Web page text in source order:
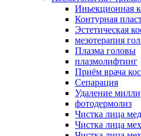
Иньекционная
Контурная
Эстетическая
мезотерапия
Плазма головы
плазмолифтинг
Приём врача
Сепарация
Удаление
фотодермолиз
Чистка лица
Чистка лица